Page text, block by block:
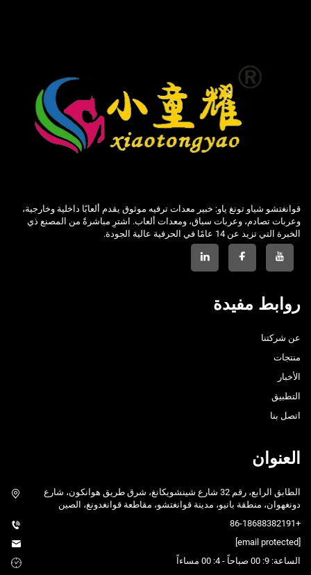
قوانغتشو شياو تونغ ياو: خبير معدات ترفيه موثوق يقدم ألعابًا داخلية وخارجية،
وعربات تصادم، وعربات سباق، ومعدات ألعاب. اشترِ مباشرةً من المصنع ذي
الخبرة التي تزيد عن 14 عامًا في الحرفية عالية الجودة.
روابط مفيدة
عن شركتنا
منتجات
الأخبار
التطبيق
اتصل بنا
العنوان
الطابق الرابع، رقم 32 شارع شينشويكانغ، شرق طريق هوانكون، شارع
دونغهوان، منطقة بانيو، مدينة قوانغتشو، مقاطعة قوانغدونغ، الصين
+86-18688382191
الساعة: 9: 00 صباحاً - 4: 00 مساءاً